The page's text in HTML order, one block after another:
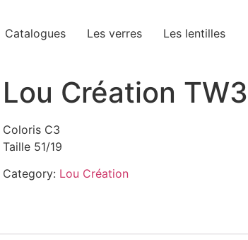
Catalogues Les verres Les lentilles
Lou Création
Coloris C3
Taille 51/19
Category: Lou Création